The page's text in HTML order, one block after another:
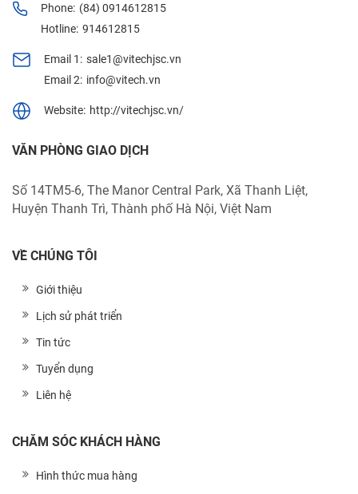
Phone: (84) 0914612815
Hotline: 914612815
Email 1: sale1@vitechjsc.vn
Email 2: info@vitech.vn
Website: http://vitechjsc.vn/
VĂN PHÒNG GIAO DỊCH
Số 14TM5-6, The Manor Central Park, Xã Thanh Liệt,
Huyện Thanh Trì, Thành phố Hà Nội, Việt Nam
VỀ CHÚNG TÔI
Giới thiệu
Lịch sử phát triển
Tin tức
Tuyển dụng
Liên hệ
CHĂM SÓC KHÁCH HÀNG
Hình thức mua hàng